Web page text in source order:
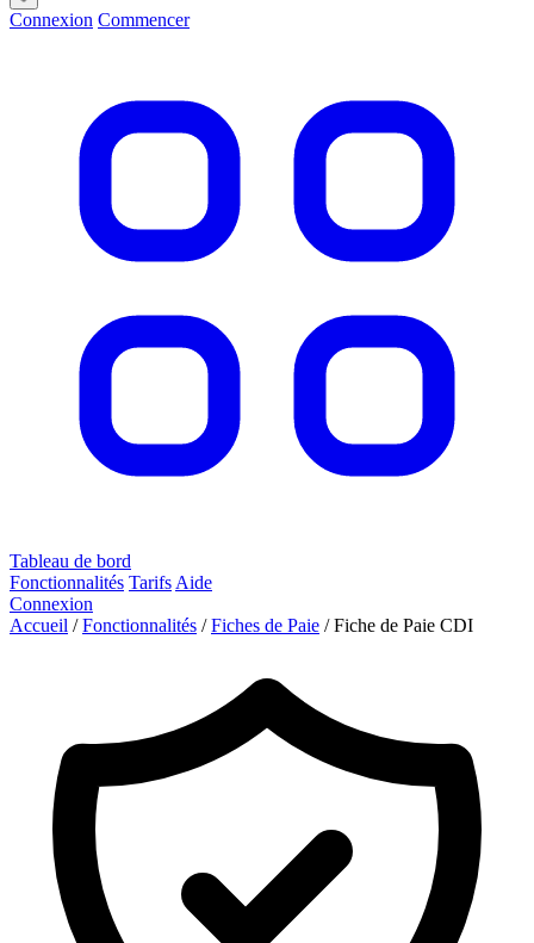
Connexion Commencer
Tableau de bord
Fonctionnalités Tarifs Aide
Connexion
Accueil / Fonctionnalités / Fiches de Paie / Fiche de Paie CDI